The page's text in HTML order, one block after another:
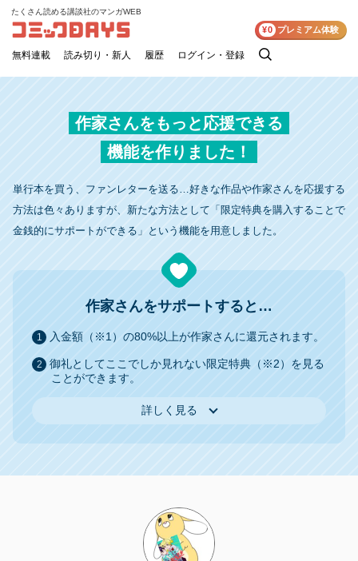
コミックDAYS
たくさん読める講談社のマンガWEB
無料連載 読み切り・新人 履歴 ログイン・登録
検
¥0 プレミアム体験
作家さんをもっと応援できる
機能を作りました！
単行本を買う、ファンレターを送る…好きな作品や作家さんを応援する
方法は色々ありますが、新たな方法として「限定特典を購入することで
金銭的にサポートができる」という機能を用意しました。
作家さんをサポートすると…
入金額（※1）の80%以上が作家さんに還元されます。
御礼としてここでしか見れない限定特典（※2）を見る
ことができます。
詳しく見る